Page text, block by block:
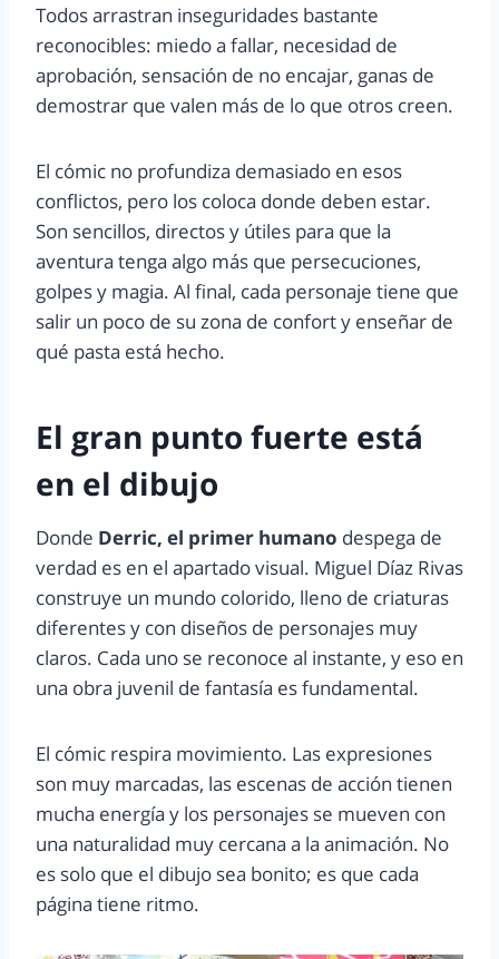
Todos arrastran inseguridades bastante
reconocibles: miedo a fallar, necesidad de
aprobación, sensación de no encajar, ganas de
demostrar que valen más de lo que otros creen.
El cómic no profundiza demasiado en esos
conflictos, pero los coloca donde deben estar.
Son sencillos, directos y útiles para que la
aventura tenga algo más que persecuciones,
golpes y magia. Al final, cada personaje tiene que
salir un poco de su zona de confort y enseñar de
qué pasta está hecho.
El gran punto fuerte está
en el dibujo
Donde Derric, el primer humano despega de
verdad es en el apartado visual. Miguel Díaz Rivas
construye un mundo colorido, lleno de criaturas
diferentes y con diseños de personajes muy
claros. Cada uno se reconoce al instante, y eso en
una obra juvenil de fantasía es fundamental.
El cómic respira movimiento. Las expresiones
son muy marcadas, las escenas de acción tienen
mucha energía y los personajes se mueven con
una naturalidad muy cercana a la animación. No
es solo que el dibujo sea bonito; es que cada
página tiene ritmo.